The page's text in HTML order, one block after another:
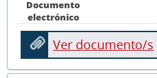
Documento
electrónico
Ver documento/s